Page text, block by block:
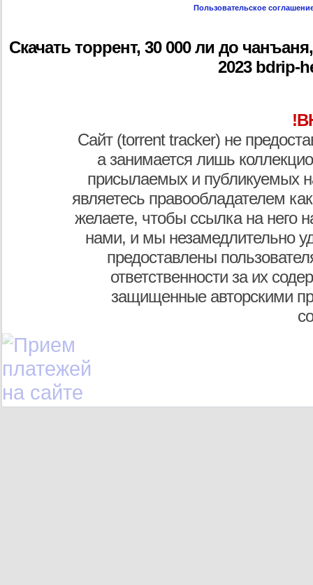
Пользовательское
Скачать торрент, 30 000 ли до
2023 bdrip-
Сайт (torrent tracker) не
а занимается лишь
присылаемых и публикуемых
являетесь правообладателем
желаете, чтобы ссылка на него
нами, и мы незамедлительно
предоставлены
ответственности за их
защищенные авторскими